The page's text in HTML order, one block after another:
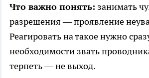
Что важно понять: занимать
разрешения — проявление
Реагировать на такое нужно
необходимости звать
терпеть — не выход.